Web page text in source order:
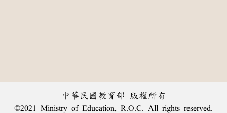
中華民國教育部 版權所有
©2021 Ministry of Education, R.O.C. All rights reserved.